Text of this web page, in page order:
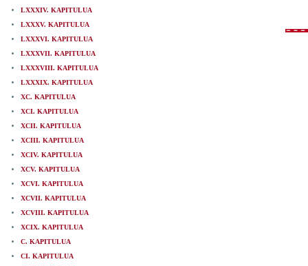
LXXXIV. KAPITULUA
LXXXV. KAPITULUA
LXXXVI. KAPITULUA
LXXXVII. KAPITULUA
LXXXVIII. KAPITULUA
LXXXIX. KAPITULUA
XC. KAPITULUA
XCI. KAPITULUA
XCII. KAPITULUA
XCIII. KAPITULUA
XCIV. KAPITULUA
XCV. KAPITULUA
XCVI. KAPITULUA
XCVII. KAPITULUA
XCVIII. KAPITULUA
XCIX. KAPITULUA
C. KAPITULUA
CI. KAPITULUA